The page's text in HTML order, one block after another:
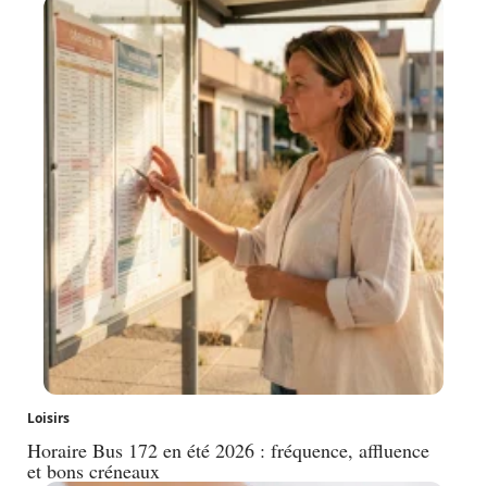
Loisirs
Horaire Bus 172 en été 2026 : fréquence, affluence
et bons créneaux